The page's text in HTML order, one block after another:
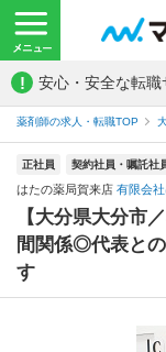
! 安心・安全な転職
薬剤師の求人・転職TOP
正社員 契約社員・嘱託社
はたの薬局賀来店 有限会
【大分県大分市
間関係◎代表と
す